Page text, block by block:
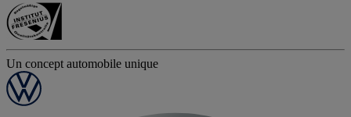
Un concept automobile unique